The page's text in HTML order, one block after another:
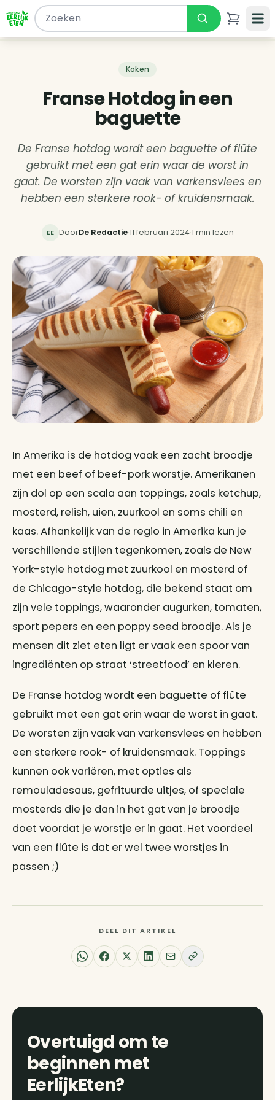
Koken
Franse Hotdog in een
baguette
De Franse hotdog wordt een baguette of flûte
gebruikt met een gat erin waar de worst in
gaat. De worsten zijn vaak van varkensvlees en
hebben een sterkere rook- of kruidensmaak.
EE DoorDe Redactie·11 februari 2024·1 min lezen
In Amerika is de hotdog vaak een zacht broodje
met een beef of beef-pork worstje. Amerikanen
zijn dol op een scala aan toppings, zoals ketchup,
mosterd, relish, uien, zuurkool en soms chili en
kaas. Afhankelijk van de regio in Amerika kun je
verschillende stijlen tegenkomen, zoals de New
York-style hotdog met zuurkool en mosterd of
de Chicago-style hotdog, die bekend staat om
zijn vele toppings, waaronder augurken, tomaten,
sport pepers en een poppy seed broodje. Als je
mensen dit ziet eten ligt er vaak een spoor van
ingrediënten op straat ‘streetfood’ en kleren.
De Franse hotdog wordt een baguette of flûte
gebruikt met een gat erin waar de worst in gaat.
De worsten zijn vaak van varkensvlees en hebben
een sterkere rook- of kruidensmaak. Toppings
kunnen ook variëren, met opties als
remouladesaus, gefrituurde uitjes, of speciale
mosterds die je dan in het gat van je broodje
doet voordat je worstje er in gaat. Het voordeel
van een flûte is dat er wel twee worstjes in
passen ;)
DEEL DIT ARTIKEL
Overtuigd om te
beginnen met
EerlijkEten?